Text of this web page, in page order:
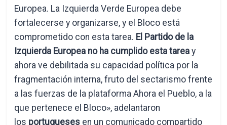
Europea. La Izquierda Verde Europea debe
fortalecerse y organizarse, y el Bloco está
comprometido con esta tarea. El Partido de la
Izquierda Europea no ha cumplido esta tarea y
ahora ve debilitada su capacidad política por la
fragmentación interna, fruto del sectarismo frente
a las fuerzas de la plataforma Ahora el Pueblo, a la
que pertenece el Bloco», adelantaron
los portugueses en un comunicado compartido